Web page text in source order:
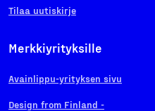
Tilaa uutiskirje
Merkkiyrityksille
Avainlippu-yrityksen sivu
Design from Finland -